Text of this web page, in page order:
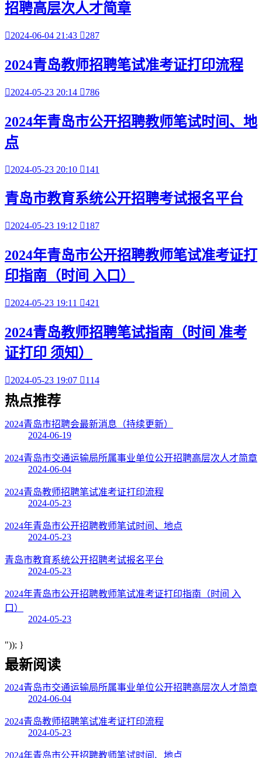
招聘高层次人才简章
2024-06-04 21:43 287
2024青岛教师招聘笔试准考证打印流程
2024-05-23 20:14 786
2024年青岛市公开招聘教师笔试时间、地
点
2024-05-23 20:10 141
青岛市教育系统公开招聘考试报名平台
2024-05-23 19:12 187
2024年青岛市公开招聘教师笔试准考证打
印指南（时间 入口）
2024-05-23 19:11 421
2024青岛教师招聘笔试指南（时间 准考
证打印 须知）
2024-05-23 19:07 114
热点推荐
2024青岛市招聘会最新消息（持续更新）
2024-06-19
2024青岛市交通运输局所属事业单位公开招聘高层次人才简章
2024-06-04
2024青岛教师招聘笔试准考证打印流程
2024-05-23
2024年青岛市公开招聘教师笔试时间、地点
2024-05-23
青岛市教育系统公开招聘考试报名平台
2024-05-23
2024年青岛市公开招聘教师笔试准考证打印指南（时间 入
口）
2024-05-23
")); }
最新阅读
2024青岛市交通运输局所属事业单位公开招聘高层次人才简章
2024-06-04
2024青岛教师招聘笔试准考证打印流程
2024-05-23
2024年青岛市公开招聘教师笔试时间、地点